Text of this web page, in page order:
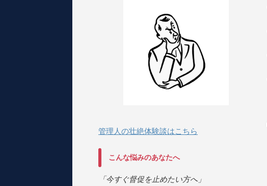
管理人の壮絶体験談はこちら
こんな悩みのあなたへ
「今すぐ督促を止めたい方へ」